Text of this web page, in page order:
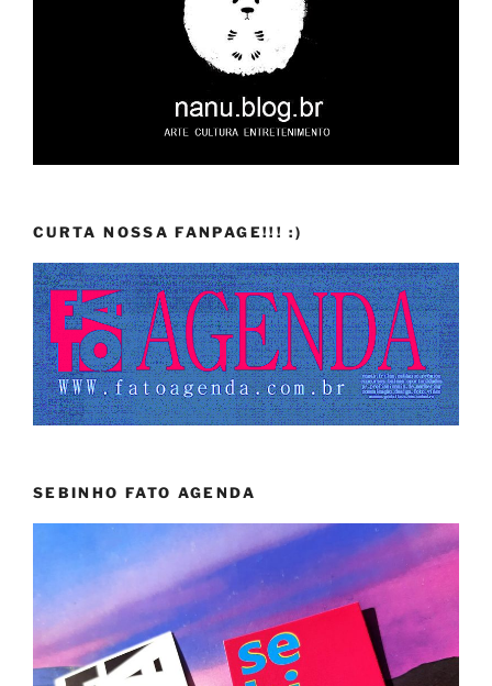
CURTA NOSSA FANPAGE!!! :)
SEBINHO FATO AGENDA